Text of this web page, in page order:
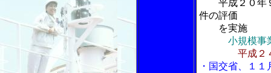
平成２０年
件の評価
を実施
小規模事
平成２
・国交省、１